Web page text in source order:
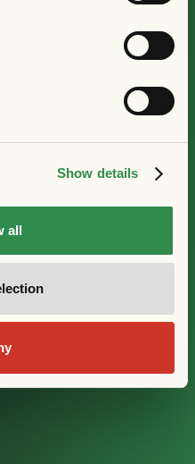
Show details
all
om